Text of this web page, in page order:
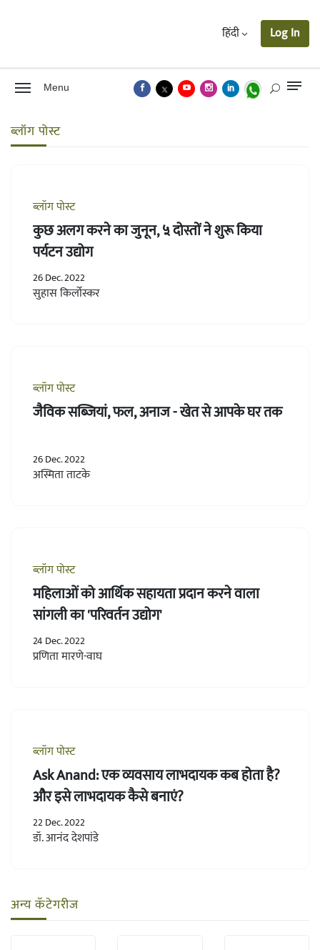
हिंदी Log In
Menu
ब्लॉग पोस्ट
ब्लॉग पोस्ट
कुछ अलग करने का जुनून, ५ दोस्तों ने शुरू किया
पर्यटन उद्योग
26 Dec. 2022
सुहास किर्लोस्कर
ब्लॉग पोस्ट
जैविक सब्जियां, फल, अनाज - खेत से आपके घर तक
26 Dec. 2022
अस्मिता ताटके
ब्लॉग पोस्ट
महिलाओं को आर्थिक सहायता प्रदान करने वाला
सांगली का 'परिवर्तन उद्योग'
24 Dec. 2022
प्रणिता मारणे-वाघ
ब्लॉग पोस्ट
Ask Anand: एक व्यवसाय लाभदायक कब होता है?
और इसे लाभदायक कैसे बनाएं?
22 Dec. 2022
डॉ. आनंद देशपांडे
अन्य कॅटेगरीज